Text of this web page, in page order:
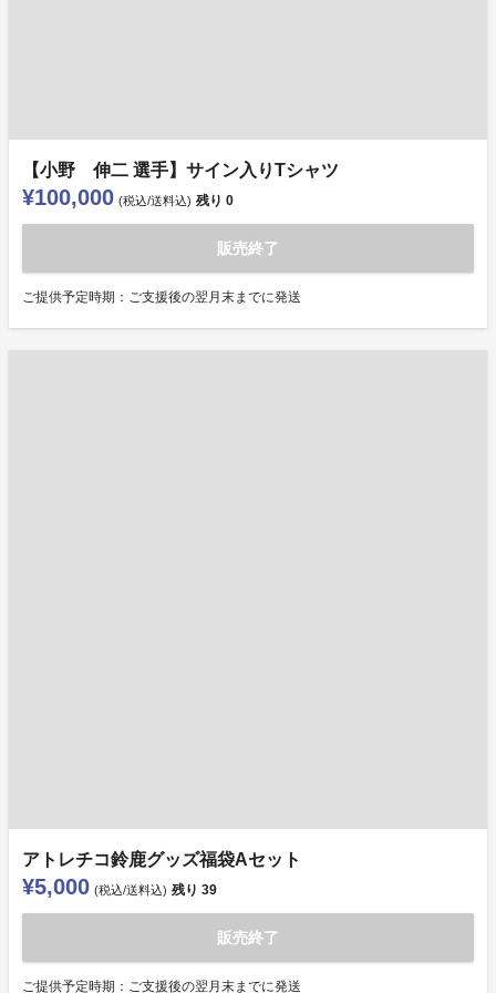
【小野 伸二 選手】サイン入りTシャツ
¥100,000 (税込/送料込) 残り 0
販売終了
ご提供予定時期：ご支援後の翌月末までに発送
アトレチコ鈴鹿グッズ福袋Aセット
¥5,000 (税込/送料込) 残り 39
販売終了
ご提供予定時期：ご支援後の翌月末までに発送